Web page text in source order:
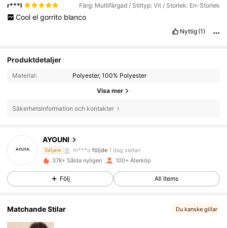
r***l Färg: Multifärgad / Stiltyp: Vit / Storlek: En-Storlek
Cool el gorrito blanco
Nyttig (1)
Produktdetaljer
Material: Polyester, 100% Polyester
Visa mer
Säkerhetsinformation och kontakter
AYOUNI
Säljare m***o följde 1 dag sedan
37K+ Sålda nyligen 100+ Återköp
Följ All Items
Matchande Stilar Du kanske gillar